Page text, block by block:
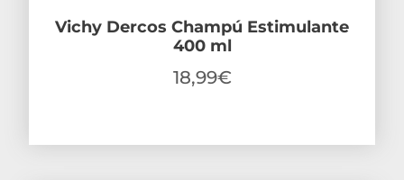
Vichy Dercos Champú Estimulante
400 ml
18,99€